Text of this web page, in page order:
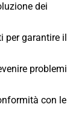
dei
per garantire il
problemi
con le